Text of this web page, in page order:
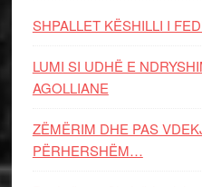
SHPALLET KËSHILLI I
LUMI SI UDHË E
AGOLLIANE
ZËMËRIM DHE PAS
PËRHERSHËM…